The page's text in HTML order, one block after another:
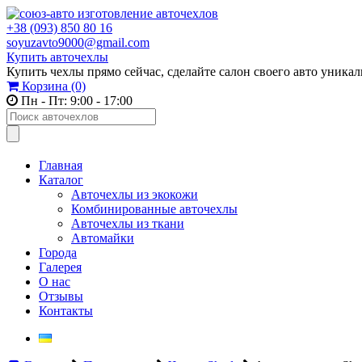
+38 (093) 850 80 16
soyuzavto9000@gmail.com
Купить авточехлы
Купить чехлы прямо сейчас, сделайте салон своего авто
Корзина (0)
Пн - Пт: 9:00 - 17:00
Главная
Каталог
Авточехлы из экокожи
Комбинированные авточехлы
Авточехлы из ткани
Автомайки
Города
Галерея
О нас
Отзывы
Контакты